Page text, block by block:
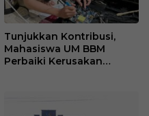
Tunjukkan Kontribusi,
Mahasiswa UM BBM
Perbaiki Kerusakan